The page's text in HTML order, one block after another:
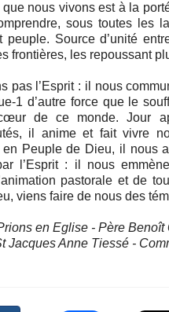
que nous vivons est à la
sous toutes les
peuple. Source d’unité
frontières, les repoussant
pas l’Esprit : il nous
d’autre force que le
de ce monde. Jour
il anime et fait vivre
en Peuple de Dieu, il nous
l’Esprit : il nous
pastorale et de
viens faire de nous des
en Eglise - Père
Jacques Anne Tiessé -